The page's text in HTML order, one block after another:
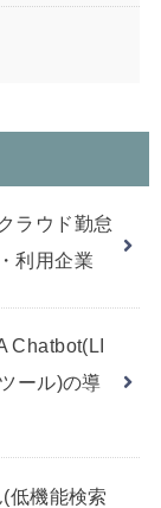
ラウド勤怠
利用企業
Chatbot(LI
ール)の導
低機能検索